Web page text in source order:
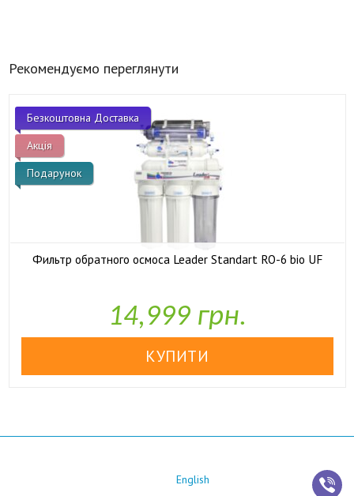
Рекомендуємо переглянути
Безкоштовна Доставка
Акція
Подарунок
Фильтр обратного осмоса Leader Standart RO-6 bio UF
14,999 грн.
English